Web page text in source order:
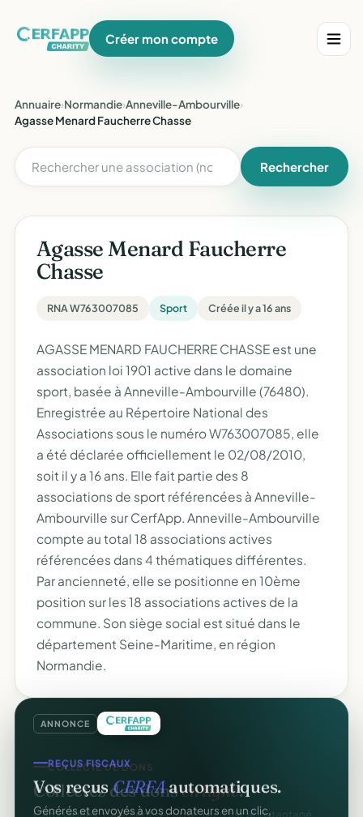
Créer mon compte
Annuaire›Normandie›Anneville-Ambourville›
Agasse Menard Faucherre Chasse
Rechercher
Agasse Menard Faucherre
Chasse
RNA W763007085 Sport Créée il y a 16 ans
AGASSE MENARD FAUCHERRE CHASSE est une
association loi 1901 active dans le domaine
sport, basée à Anneville-Ambourville (76480).
Enregistrée au Répertoire National des
Associations sous le numéro W763007085, elle
a été déclarée officiellement le 02/08/2010,
soit il y a 16 ans. Elle fait partie des 8
associations de sport référencées à Anneville-
Ambourville sur CerfApp. Anneville-Ambourville
compte au total 18 associations actives
référencées dans 4 thématiques différentes.
Par ancienneté, elle se positionne en 10ème
position sur les 18 associations actives de la
commune. Son siège social est situé dans le
département Seine-Maritime, en région
Normandie.
ANNONCE
REÇUS FISCAUX
Vos reçusCERFAautomatiques.
Générés et envoyés à vos donateurs en un clic,